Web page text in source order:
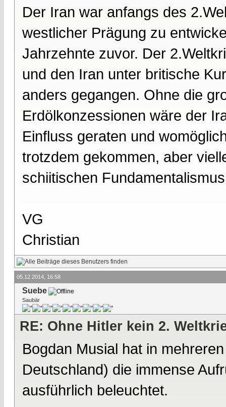
Der Iran war anfangs des
westlicher Prägung zu
Jahrzehnte zuvor. Der
und den Iran unter britische
anders gegangen. Ohne die
Erdölkonzessionen wäre der
Einfluss geraten und
trotzdem gekommen, aber
schiitischen
VG
Christian
05.12.2014, 16:58
Suebe
Saubär
RE: Ohne Hitler kein 2.
Bogdan Musial hat in
Deutschland) die immense
ausführlich beleuchtet.